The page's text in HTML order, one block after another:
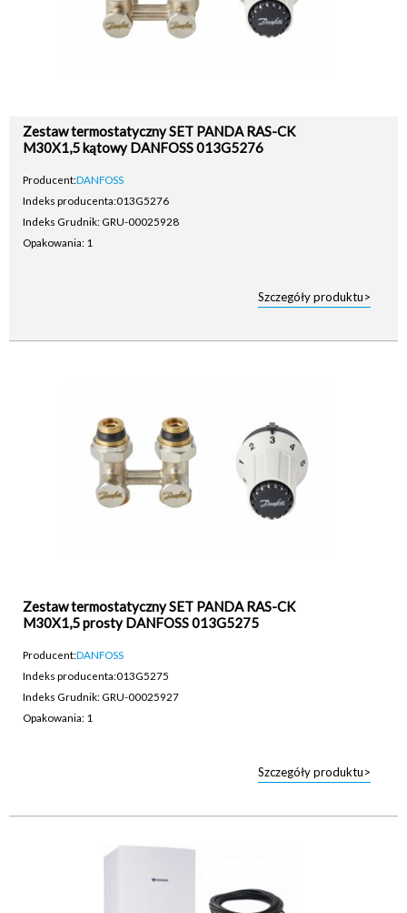
Zestaw termostatyczny SET PANDA RAS-CK
M30X1,5 kątowy DANFOSS 013G5276
Producent:DANFOSS
Indeks producenta:013G5276
Indeks Grudnik: GRU-00025928
Opakowania: 1
Szczegóły produktu>
Zestaw termostatyczny SET PANDA RAS-CK
M30X1,5 prosty DANFOSS 013G5275
Producent:DANFOSS
Indeks producenta:013G5275
Indeks Grudnik: GRU-00025927
Opakowania: 1
Szczegóły produktu>